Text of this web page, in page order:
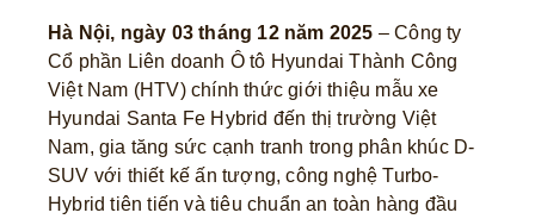
Hà Nội, ngày 03 tháng 12 năm 2025 – Công ty
Cổ phần Liên doanh Ô tô Hyundai Thành Công
Việt Nam (HTV) chính thức giới thiệu mẫu xe
Hyundai Santa Fe Hybrid đến thị trường Việt
Nam, gia tăng sức cạnh tranh trong phân khúc D-
SUV với thiết kế ấn tượng, công nghệ Turbo-
Hybrid tiên tiến và tiêu chuẩn an toàn hàng đầu